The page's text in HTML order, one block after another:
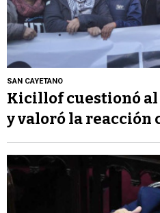
SAN CAYETANO
Kicillof cuestionó
y valoró la reacción